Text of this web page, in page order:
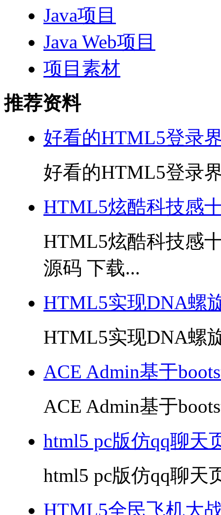
Java项目
Java Web项目
项目素材
推荐资料
好看的HTML5登录
好看的HTML5登录
HTML5炫酷科技感
HTML5炫酷科技感
源码 下载...
HTML5实现DNA螺
HTML5实现DNA螺
ACE Admin基于
ACE Admin基于
html5 pc版仿qq聊天
html5 pc版仿qq聊天
HTML5全民飞机大